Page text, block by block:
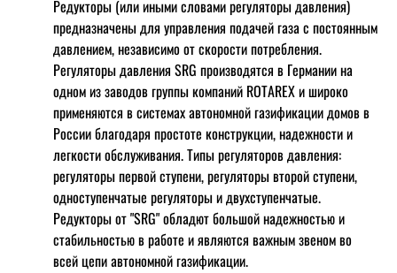
Редукторы (или иными словами регуляторы давления)
предназначены для управления подачей газа с постоянным
давлением, независимо от скорости потребления.
Регуляторы давления SRG производятся в Германии на
одном из заводов группы компаний ROTAREX и широко
применяются в системах автономной газификации домов в
России благодаря простоте конструкции, надежности и
легкости обслуживания. Типы регуляторов давления:
регуляторы первой ступени, регуляторы второй ступени,
одноступенчатые регуляторы и двухступенчатые.
Редукторы от "SRG" обладют большой надежностью и
стабильностью в работе и являются важным звеном во
всей цепи автономной газификации.